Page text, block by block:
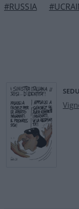
#RUSSIA